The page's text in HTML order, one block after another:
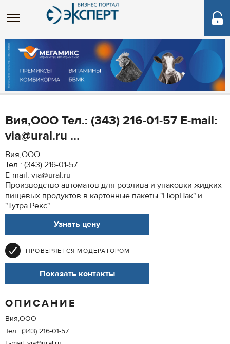
Вия,ООО Тел.: (343) 216-01-57 E-mail:
via@ural.ru ...
Вия,ООО
Тел.: (343) 216-01-57
E-mail: via@ural.ru
Производство автоматов для розлива и упаковки жидких
пищевых продуктов в картонные пакеты "ПюрПак" и
"Тутра Рекс".
Узнать цену
ПРОВЕРЯЕТСЯ МОДЕРАТОРОМ
Показать контакты
ОПИСАНИЕ
Вия,ООО
Тел.: (343) 216-01-57